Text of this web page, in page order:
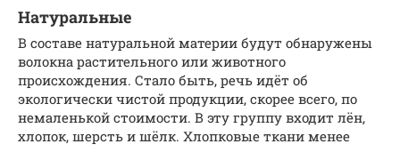
Натуральные
В составе натуральной материи будут обнаружены
волокна растительного или животного
происхождения. Стало быть, речь идёт об
экологически чистой продукции, скорее всего, по
немаленькой стоимости. В эту группу входит лён,
хлопок, шерсть и шёлк. Хлопковые ткани менее